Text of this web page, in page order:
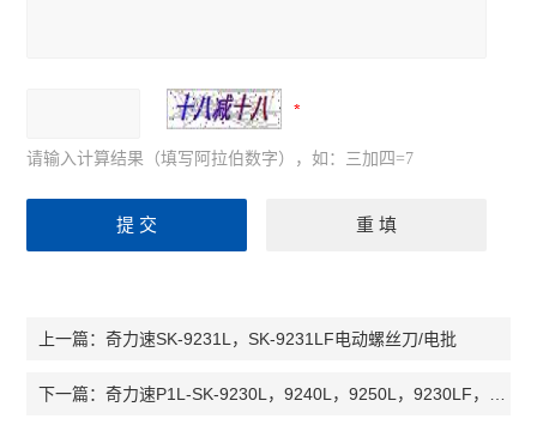
请输入计算结果（填写阿拉伯数字），如：三加四=7
上一篇：奇力速SK-9231L，SK-9231LF电动螺丝刀/电批
下一篇：奇力速P1L-SK-9230L，9240L，9250L，9230LF，9240LF全自动螺丝刀/电批